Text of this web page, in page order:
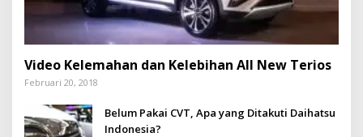
Video Kelemahan dan Kelebihan All New Terios
Februari 20, 2018
Belum Pakai CVT, Apa yang Ditakuti Daihatsu
Indonesia?